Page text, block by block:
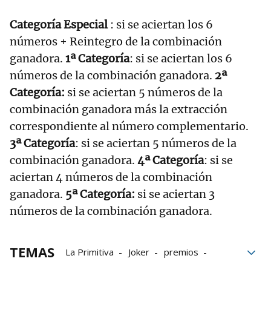
Categoría Especial: si se aciertan los 6
números + Reintegro de la combinación
ganadora. 1ª Categoría: si se aciertan los 6
números de la combinación ganadora. 2ª
Categoría: si se aciertan 5 números de la
combinación ganadora más la extracción
correspondiente al número complementario.
3ª Categoría: si se aciertan 5 números de la
combinación ganadora. 4ª Categoría: si se
aciertan 4 números de la combinación
ganadora. 5ª Categoría: si se aciertan 3
números de la combinación ganadora.
TEMAS La Primitiva Joker
premios